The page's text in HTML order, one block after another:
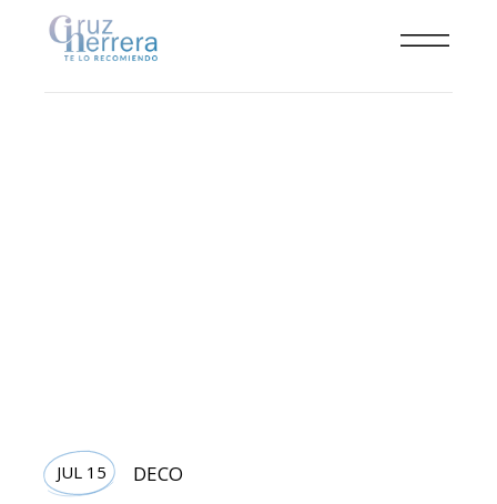
JUL 15 DECO